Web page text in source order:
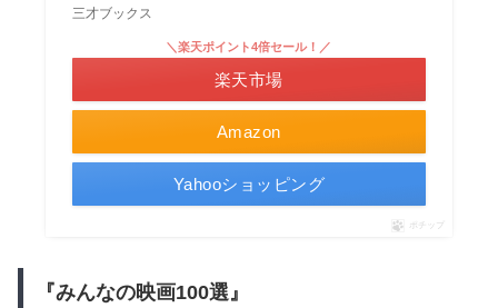
三才ブックス
Amazon
＼楽天ポイント4倍セール！／
楽天市場
Yahooショッピング
ポチップ
『みんなの映画100選』